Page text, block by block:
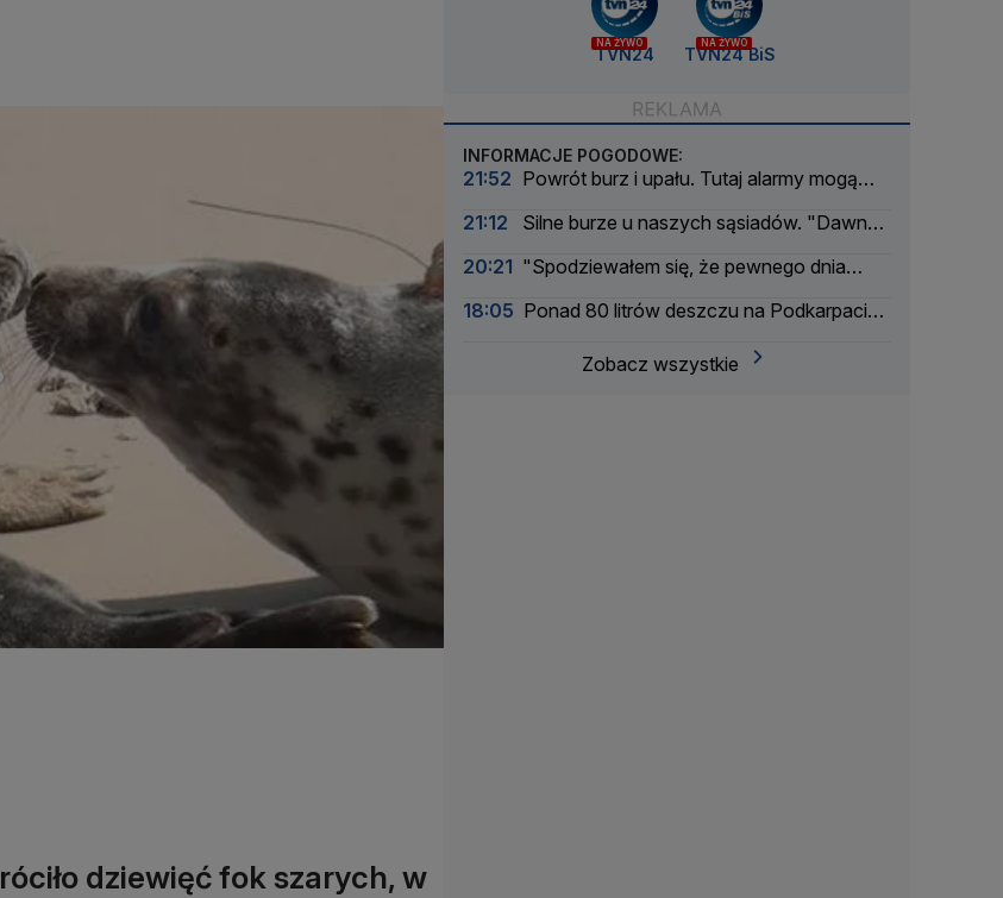
dziewięć fok szarych, w
NA ŻYWO
TVN24
NA ŻYWO
TVN24 BiS
INFORMACJE POGODOWE:
21:52 Powrót burz i upału. Tutaj alarmy mogą
21:12
Silne burze u naszych sąsiadów. "Dawno
20:21 "Spodziewałem się, że pewnego dnia
18:05 Ponad 80 litrów deszczu na Podkarpaciu.
Zobacz wszystkie